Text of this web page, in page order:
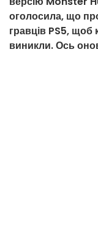
оголосила, що
гравців PS5,
виникли. Ось